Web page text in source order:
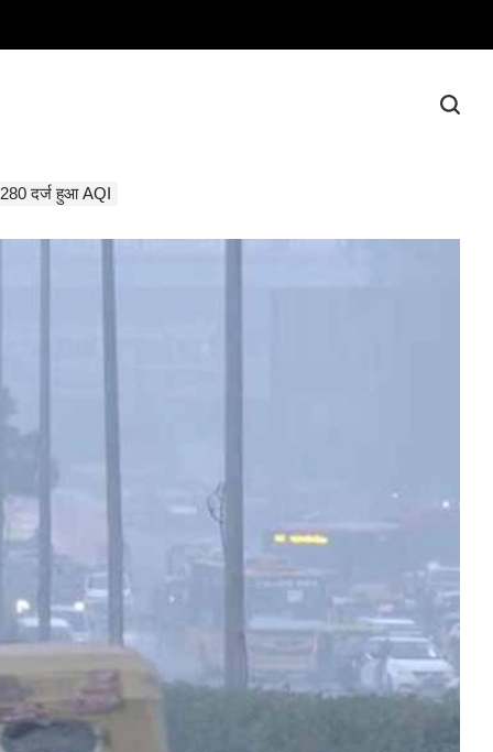
दर्ज हुआ AQI